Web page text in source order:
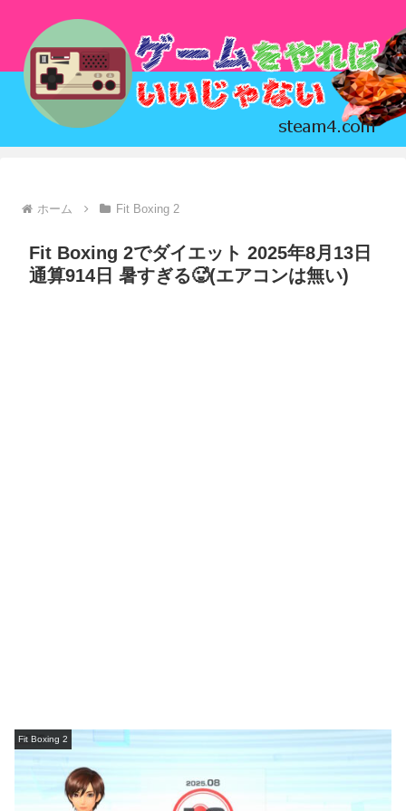
ホーム Fit Boxing 2
Fit Boxing 2でダイエット 2025年8月13日
通算914日 暑すぎる🥵(エアコンは無い)
Fit Boxing 2